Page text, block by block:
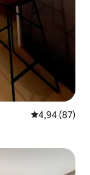
Средна
4,94 (87)